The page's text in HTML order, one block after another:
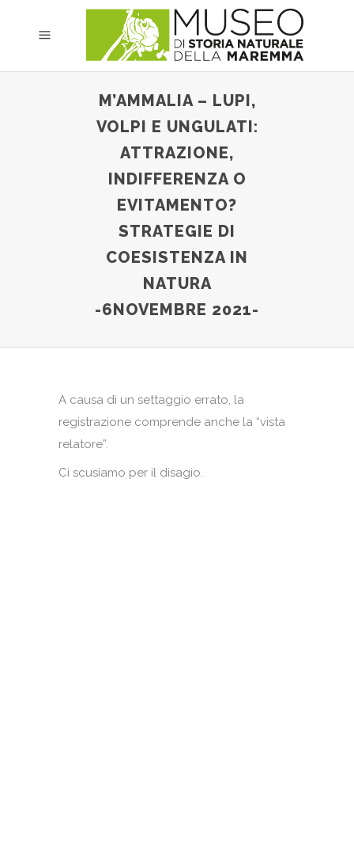
M’AMMALIA – LUPI,
VOLPI E UNGULATI:
ATTRAZIONE,
INDIFFERENZA O
EVITAMENTO?
STRATEGIE DI
COESISTENZA IN
NATURA
-6NOVEMBRE 2021-
A causa di un settaggio errato, la
registrazione comprende anche la “vista
relatore”.
Ci scusiamo per il disagio.